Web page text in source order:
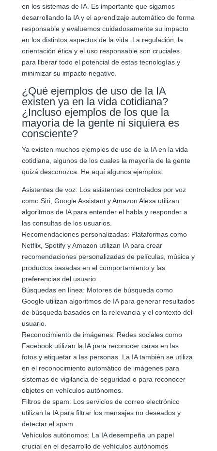
en los sistemas de IA. Es importante que sigamos
desarrollando la IA y el aprendizaje automático de forma
responsable y evaluemos cuidadosamente su impacto
en los distintos aspectos de la vida. La regulación, la
orientación ética y el uso responsable son cruciales
para liberar todo el potencial de estas tecnologías y
minimizar su impacto negativo.
¿Qué ejemplos de uso de la IA
existen ya en la vida cotidiana?
¿Incluso ejemplos de los que la
mayoría de la gente ni siquiera es
consciente?
Ya existen muchos ejemplos de uso de la IA en la vida
cotidiana, algunos de los cuales la mayoría de la gente
quizá desconozca. He aquí algunos ejemplos:
Asistentes de voz: Los asistentes controlados por voz
como Siri, Google Assistant y Amazon Alexa utilizan
algoritmos de IA para entender el habla y responder a
las consultas de los usuarios.
Recomendaciones personalizadas: Plataformas como
Netflix, Spotify y Amazon utilizan IA para crear
recomendaciones personalizadas de películas, música y
productos basadas en el comportamiento y las
preferencias del usuario.
Búsquedas en línea: Motores de búsqueda como
Google utilizan algoritmos de IA para generar resultados
de búsqueda basados en la relevancia y el contexto del
usuario.
Reconocimiento de imágenes: Redes sociales como
Facebook utilizan la IA para reconocer caras en las
fotos y etiquetar a las personas. La IA también se utiliza
en el reconocimiento automático de imágenes para
sistemas de vigilancia de seguridad o para reconocer
objetos en vehículos autónomos.
Filtros de spam: Los servicios de correo electrónico
utilizan la IA para filtrar los mensajes no deseados y
detectar el spam.
Vehículos autónomos: La IA desempeña un papel
crucial en el desarrollo de vehículos autónomos